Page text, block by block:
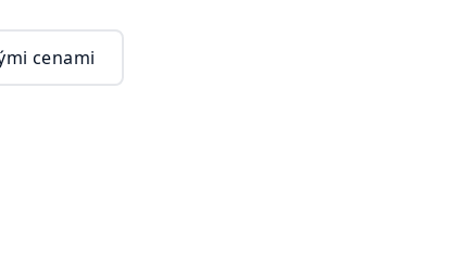
cenami